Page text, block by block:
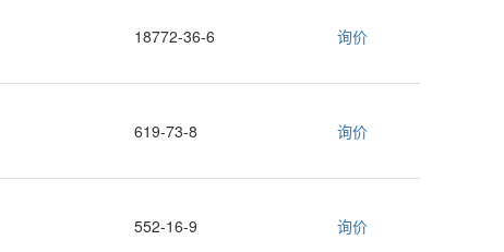
18772-36-6 询价
619-73-8 询价
552-16-9 询价